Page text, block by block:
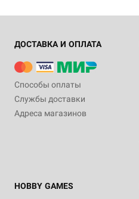
ДОСТАВКА И ОПЛАТА
Способы оплаты
Службы доставки
Адреса магазинов
HOBBY GAMES